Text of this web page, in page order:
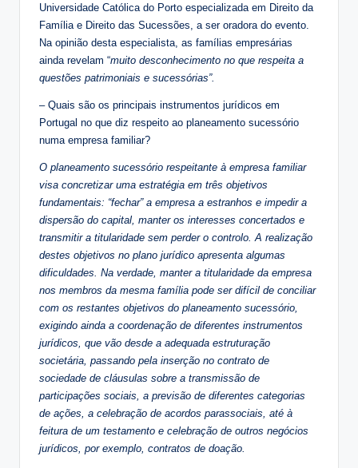
Universidade Católica do Porto especializada em Direito da
Família e Direito das Sucessões, a ser oradora do evento.
Na opinião desta especialista, as famílias empresárias
ainda revelam “muito desconhecimento no que respeita a
questões patrimoniais e sucessórias”.
– Quais são os principais instrumentos jurídicos em
Portugal no que diz respeito ao planeamento sucessório
numa empresa familiar?
O planeamento sucessório respeitante à empresa familiar
visa concretizar uma estratégia em três objetivos
fundamentais: “fechar” a empresa a estranhos e impedir a
dispersão do capital, manter os interesses concertados e
transmitir a titularidade sem perder o controlo. A realização
destes objetivos no plano jurídico apresenta algumas
dificuldades. Na verdade, manter a titularidade da empresa
nos membros da mesma família pode ser difícil de conciliar
com os restantes objetivos do planeamento sucessório,
exigindo ainda a coordenação de diferentes instrumentos
jurídicos, que vão desde a adequada estruturação
societária, passando pela inserção no contrato de
sociedade de cláusulas sobre a transmissão de
participações sociais, a previsão de diferentes categorias
de ações, a celebração de acordos parassociais, até à
feitura de um testamento e celebração de outros negócios
jurídicos, por exemplo, contratos de doação.